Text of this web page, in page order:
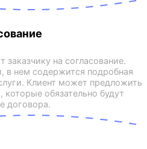
на согласование.
в нем содержится подробная
Клиент может предложить
обязательно будут
договора.